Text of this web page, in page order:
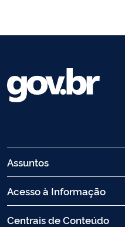
Assuntos
Acesso à Informação
Centrais de Conteúdo